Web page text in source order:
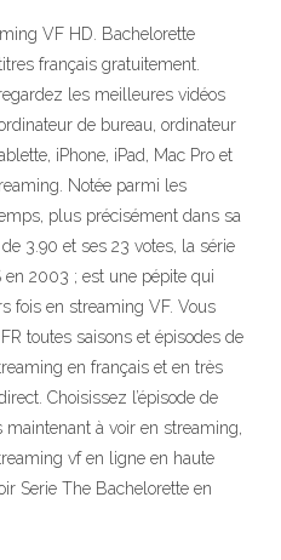
VF HD. Bachelorette
français gratuitement.
les meilleures vidéos
de bureau, ordinateur
iPhone, iPad, Mac Pro et
Notée parmi les
plus précisément dans sa
3.90 et ses 23 votes, la série
2003 ; est une pépite qui
fois en streaming VF. Vous
toutes saisons et épisodes de
en français et en très
Choisissez l’épisode de
à voir en streaming,
vf en ligne en haute
Serie The Bachelorette en